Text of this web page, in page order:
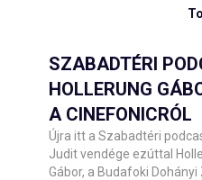
Viktória és Boncsér Gergely
Nemzeti Színház Debrecen
és augusztus 1-i
készülve.
SZABADTÉRI
HOLLERUNG
A CINEFONICRÓL
Újra itt a Szabadtéri
Judit vendége ezúttal
Gábor, a Budafoki